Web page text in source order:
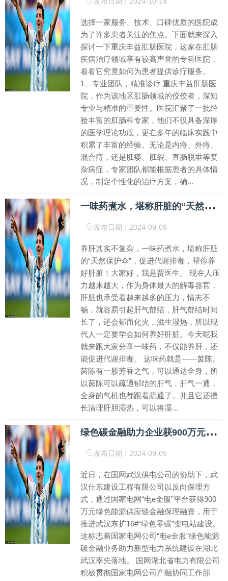
选择一家服务、技术、口碑优质的医院成
为了许多患者关注的焦点。下面就来深入
探讨一下重庆丰益肛肠医院，这家在肛肠
疾病治疗领域享有较高声誉的专科医院，
看看它究竟如何为患者提供诊疗服务。
1、专业团队，精准诊疗 重庆丰益肛肠医
院，作为该地区肛肠领域的佼佼者，深知
专业与精准的重要性。医院汇聚了一批经
验丰富的肛肠科专家，他们不仅具备深厚
的医学理论功底，更在多年的临床实践中
积累了丰富的经验。无论是内痔、外痔、
混合痔，还是肛瘘、肛裂、直肠脱垂等复
杂病症，专家团队都能根据患者的具体情
况，制定个性化的治疗方案，确...
一
味药煮水，堪称肝脏的“天然保护伞”，促进代谢排毒，养好肝脏
发布日期：2024-09-09
养肝其实不复杂，一味药煮水，堪称肝脏
的“天然保护伞”，促进代谢排毒，帮你养
好肝脏！大家好，我是贾医生。 现在人压
力越来越大，作为身体最大的解毒器官，
肝脏也承受着越来越多的压力，情志不
畅，就容易引起肝气郁结，肝气郁结时间
长了，还会郁而化火，滋生湿热，所以现
代人一定要学会如何养好肝脏。今天呢我
就来跟大家分享一味药，不仅能养肝，还
能促进代谢排毒。 这味药就是——茵陈。
茵陈有一股芳香之气，可以通达全身，所
以茵陈可以疏通郁结的肝气，肝气一通，
全身的气机也都跟着疏通了。并且它还擅
长清理肝胆湿热，可以将湿...
绿
色碳金融助力企业获900万元融资，推进武汉建设华中首座“零碳”变电站
发布日期：2024-09-09
近日，在国网武汉供电公司的协助下，武
汉仕东建设工程有限公司以反向保理方
式，通过国家电网“电e金服”平台获得900
万元绿色能源供应链金融保理融资，用于
推进武汉东扩16#“绿色零碳”变电站建设。
这标志着国家电网公司“电e金服”绿色能源
碳金融业务助力新型电力系统建设在湖北
武汉率先落地。 国网湖北省电力有限公司
积极贯彻国家电网公司产融协同工作部